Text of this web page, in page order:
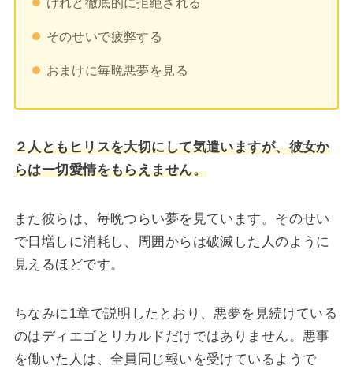
そのせいで疲弊する
おまけに毎晩悪夢を見る
２人ともヒリスを大切にして気遣いますが、彼女か
らは一切愛情をもらえません。
また彼らは、毎晩つらい夢を見ています。そのせい
で日増しに消耗し、周囲からは破滅した人のように
見えるほどです。
ちなみに1章で説明したとおり、悪夢を見続けている
のはディエゴとリカルドだけではありません。悪事
を働いた人は、全員同じ報いを受けているようで